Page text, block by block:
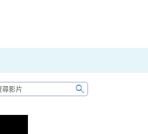
搜